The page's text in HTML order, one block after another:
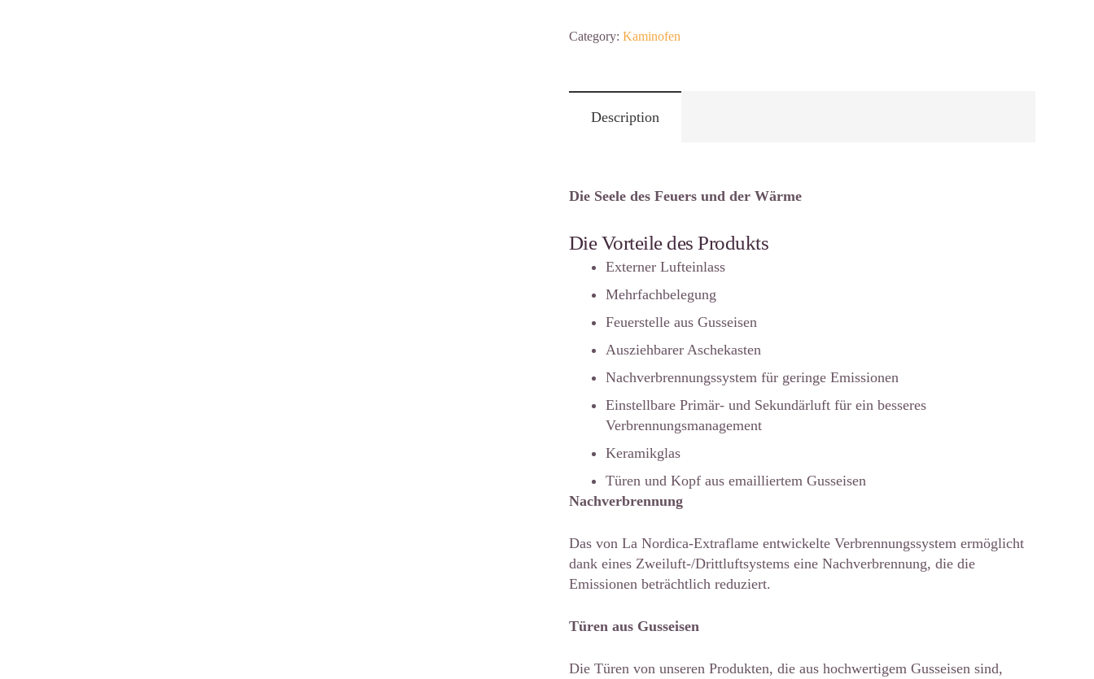
Category: Kaminofen
Description
Die Seele des Feuers und der Wärme
Die Vorteile des Produkts
Externer Lufteinlass
Mehrfachbelegung
Feuerstelle aus Gusseisen
Ausziehbarer Aschekasten
Nachverbrennungssystem für geringe Emissionen
Einstellbare Primär- und Sekundärluft für ein besseres
Verbrennungsmanagement
Keramikglas
Türen und Kopf aus emailliertem Gusseisen
Nachverbrennung
Das von La Nordica-Extraflame entwickelte Verbrennungssystem ermöglicht
dank eines Zweiluft-/Drittluftsystems eine Nachverbrennung, die die
Emissionen beträchtlich reduziert.
Türen aus Gusseisen
Die Türen von unseren Produkten, die aus hochwertigem Gusseisen sind,